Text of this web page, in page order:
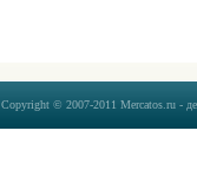
Copyright © 2007-2011 Mercatos.ru -